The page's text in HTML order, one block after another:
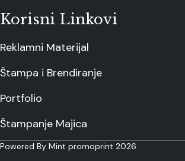
Korisni Linkovi
Reklamni Materijal
Štampa i Brendiranje
Portfolio
Štampanje Majica
Powered By Mint promoprint 2026